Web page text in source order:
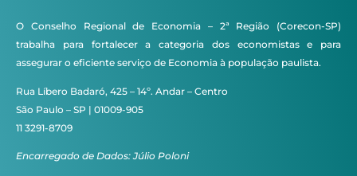
O Conselho Regional de Economia – 2ª Região (Corecon-SP)
trabalha para fortalecer a categoria dos economistas e para
assegurar o eficiente serviço de Economia à população paulista.
Rua Líbero Badaró, 425 – 14º. Andar – Centro
São Paulo – SP | 01009-905
11 3291-8709
Encarregado de Dados: Júlio Poloni